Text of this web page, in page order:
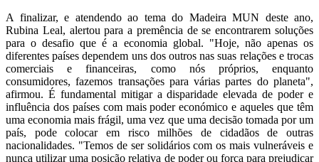
A finalizar, e atendendo ao tema do Madeira MUN deste ano,
Rubina Leal, alertou para a premência de se encontrarem soluções
para o desafio que é a economia global. "Hoje, não apenas os
diferentes países dependem uns dos outros nas suas relações e trocas
comerciais e financeiras, como nós próprios, enquanto
consumidores, fazemos transações para várias partes do planeta",
afirmou. É fundamental mitigar a disparidade elevada de poder e
influência dos países com mais poder económico e aqueles que têm
uma economia mais frágil, uma vez que uma decisão tomada por um
país, pode colocar em risco milhões de cidadãos de outras
nacionalidades. "Temos de ser solidários com os mais vulneráveis e
nunca utilizar uma posição relativa de poder ou força para prejudicar